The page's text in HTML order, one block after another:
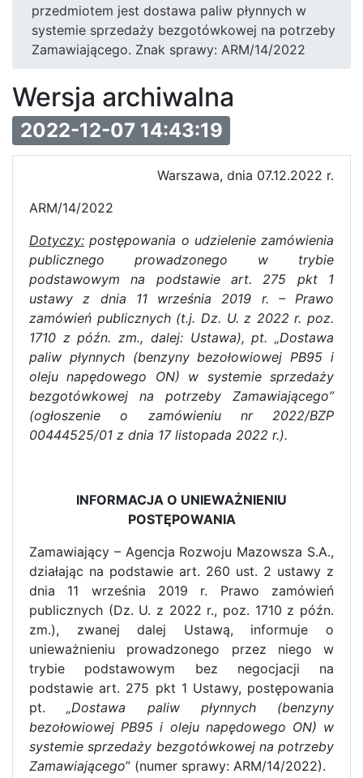
przedmiotem jest dostawa paliw płynnych w
systemie sprzedaży bezgotówkowej na potrzeby
Zamawiającego. Znak sprawy: ARM/14/2022
Wersja archiwalna
2022-12-07 14:43:19
Warszawa, dnia 07.12.2022 r.
ARM/14/2022
Dotyczy: postępowania o udzielenie zamówienia
publicznego prowadzonego w trybie
podstawowym na podstawie art. 275 pkt 1
ustawy z dnia 11 września 2019 r. – Prawo
zamówień publicznych (t.j. Dz. U. z 2022 r. poz.
1710 z późn. zm., dalej: Ustawa), pt.„Dostawa
paliw płynnych (benzyny bezołowiowej PB95 i
oleju napędowego ON) w systemie sprzedaży
bezgotówkowej na potrzeby Zamawiającego”
(ogłoszenie o zamówieniu nr 2022/BZP
00444525/01 z dnia 17 listopada 2022 r.).
INFORMACJA O UNIEWAŻNIENIU
POSTĘPOWANIA
Zamawiający – Agencja Rozwoju Mazowsza S.A.,
działając na podstawie art. 260 ust. 2 ustawy z
dnia 11 września 2019 r. Prawo zamówień
publicznych (Dz. U. z 2022 r., poz. 1710 z późn.
zm.), zwanej dalej Ustawą, informuje o
unieważnieniu prowadzonego przez niego w
trybie podstawowym bez negocjacji na
podstawie art. 275 pkt 1 Ustawy, postępowania
pt.„Dostawa paliw płynnych (benzyny
bezołowiowej PB95 i oleju napędowego ON) w
systemie sprzedaży bezgotówkowej na potrzeby
Zamawiającego” (numer sprawy: ARM/14/2022).